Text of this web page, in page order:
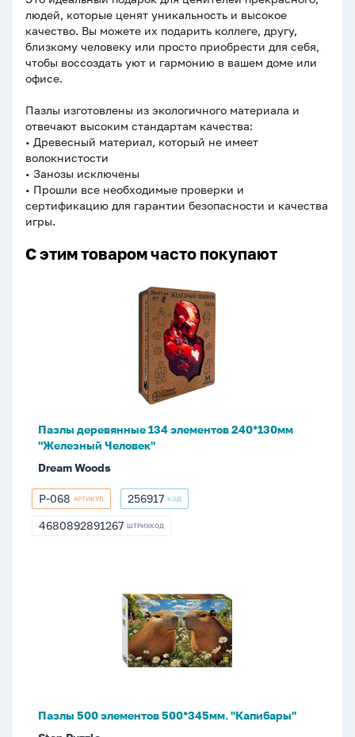
людей, которые ценят уникальность и высокое
качество. Вы можете их подарить коллеге, другу,
близкому человеку или просто приобрести для себя,
чтобы воссоздать уют и гармонию в вашем доме или
офисе.
Пазлы изготовлены из экологичного материала и
отвечают высоким стандартам качества:
• Древесный материал, который не имеет
волокнистости
• Занозы исключены
• Прошли все необходимые проверки и
сертификацию для гарантии безопасности и качества
игры.
С этим товаром часто покупают
Пазлы деревянные 134 элементов 240*130мм
"Железный Человек"
Dream Woods
P-
068
P-068 АРТИКУЛ 256917
256917 КОД
4680892891267
4680892891267 ШТРИХКОД
500*345мм.
Пазлы 500 элементов 500*345мм. "Капибары"